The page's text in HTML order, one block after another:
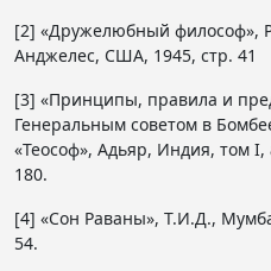
[2] «Дружелюбный философ»,
Анджелес, США, 1945, стр. 41
[3] «Принципы, правила и
Генеральным советом в
«Теософ», Адьяр, Индия, том I,
180.
[4] «Сон Раваны», Т.И.Д.,
54.